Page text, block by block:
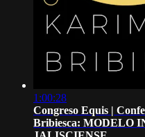
1:00:28
Congreso Equis |
Bribiesca: MODELO